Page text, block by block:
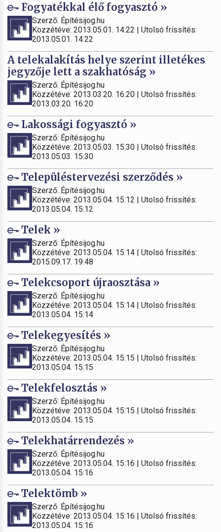
Fogyatékkal élő fogyasztó »
Szerző: Építésijog.hu
Közzétéve: 2013.05.01. 14:22 | Utolsó frissítés:
2013.05.01. 14:22
A telekalakítás helye szerint illetékes
jegyzője lett a szakhatóság »
Szerző: Építésijog.hu
Közzétéve: 2013.03.20. 16:20 | Utolsó frissítés:
2013.03.20. 16:20
Lakossági fogyasztó »
Szerző: Építésijog.hu
Közzétéve: 2013.05.03. 15:30 | Utolsó frissítés:
2013.05.03. 15:30
Településtervezési szerződés »
Szerző: Építésijog.hu
Közzétéve: 2013.05.04. 15:12 | Utolsó frissítés:
2013.05.04. 15:12
Telek »
Szerző: Építésijog.hu
Közzétéve: 2013.05.04. 15:14 | Utolsó frissítés:
2015.09.17. 19:48
Telekcsoport újraosztása »
Szerző: Építésijog.hu
Közzétéve: 2013.05.04. 15:14 | Utolsó frissítés:
2013.05.04. 15:14
Telekegyesítés »
Szerző: Építésijog.hu
Közzétéve: 2013.05.04. 15:15 | Utolsó frissítés:
2013.05.04. 15:15
Telekfelosztás »
Szerző: Építésijog.hu
Közzétéve: 2013.05.04. 15:15 | Utolsó frissítés:
2013.05.04. 15:15
Telekhatárrendezés »
Szerző: Építésijog.hu
Közzétéve: 2013.05.04. 15:16 | Utolsó frissítés:
2013.05.04. 15:16
Telektömb »
Szerző: Építésijog.hu
Közzétéve: 2013.05.04. 15:16 | Utolsó frissítés:
2013.05.04. 15:16